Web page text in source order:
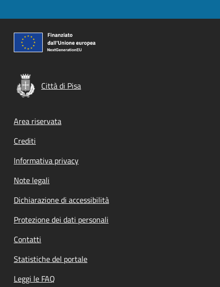
Città di Pisa
Footer menu
Area riservata
Crediti
Informativa privacy
Note legali
Dichiarazione di accessibilità
Protezione dei dati personali
Contatti
Statistiche del portale
Leggi le FAQ